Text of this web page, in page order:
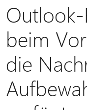
Outlook-
beim
die